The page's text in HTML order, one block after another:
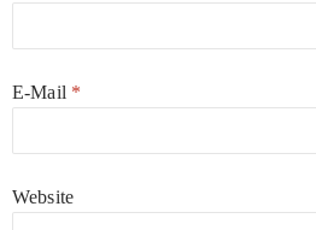
E-Mail *
Website